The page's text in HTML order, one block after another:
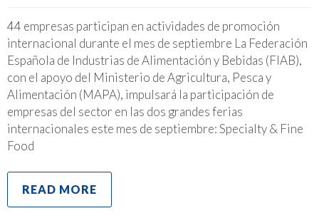
44 empresas participan en actividades de promoción
internacional durante el mes de septiembre La Federación
Española de Industrias de Alimentación y Bebidas (FIAB),
con el apoyo del Ministerio de Agricultura, Pesca y
Alimentación (MAPA), impulsará la participación de
empresas del sector en las dos grandes ferias
internacionales este mes de septiembre: Specialty & Fine
Food
READ MORE